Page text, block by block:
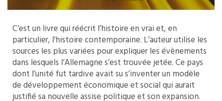
C’est un livre qui réécrit l’histoire en vrai et, en
particulier, l’histoire contemporaine. L’auteur utilise les
sources les plus variées pour expliquer les évènements
dans lesquels l’Allemagne s’est trouvée jetée. Ce pays
dont l’unité fut tardive avait su s’inventer un modèle
de développement économique et social qui aurait
justifié sa nouvelle assise politique et son expansion.